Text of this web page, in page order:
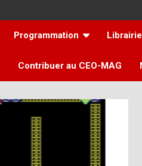
Programmation Librairie
Contribuer au CEO-MAG